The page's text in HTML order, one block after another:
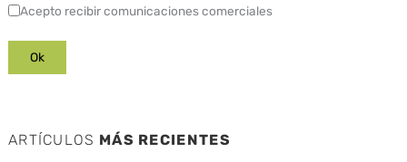
Acepto recibir comunicaciones comerciales
ARTÍCULOS MÁS RECIENTES